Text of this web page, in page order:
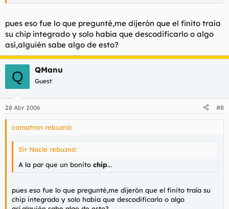
pues eso fue lo que pregunté,me dijerón que el finito traía
su chip integrado y solo habia que descodificarlo o algo
así,alguién sabe algo de esto?
Q QManu
Guest
28 Abr 2006 #8
camatron rebuznó:
Sir Nacle rebuznó:
A la par que un bonito chip...
pues eso fue lo que pregunté,me dijerón que el finito traía su
chip integrado y solo habia que descodificarlo o algo